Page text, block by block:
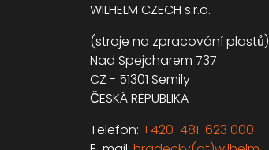
WILHELM CZECH s.r.o.
(stroje na zpracování plastů)
Nad Spejcharem 737
CZ - 51301 Semily
ČESKÁ REPUBLIKA
Telefon: +420-481-623 000